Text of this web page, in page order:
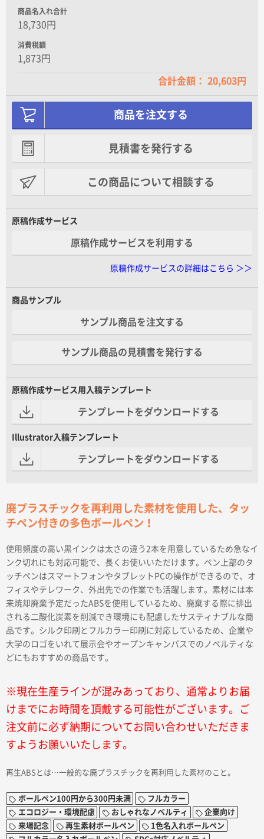
商品名入れ合計
18,730円
消費税額
1,873円
合計金額： 20,603円
商品を注文する
見積書を発行する
この商品について相談する
原稿作成サービス
原稿作成サービスを利用する
原稿作成サービスの詳細はこちら ＞＞
商品サンプル
サンプル商品を注文する
サンプル商品の見積書を発行する
原稿作成サービス用入稿テンプレート
テンプレートをダウンロードする
Illustrator入稿テンプレート
テンプレートをダウンロードする
廃プラスチックを再利用した素材を使用した、タッ
チペン付きの多色ボールペン！
使用頻度の高い黒インクは太さの違う2本を用意しているため急なイ
ンク切れにも対応可能で、長くお使いいただけます。ペン上部のタ
ッチペンはスマートフォンやタブレットPCの操作ができるので、オ
フィスやテレワーク、外出先での作業でも活躍します。素材には本
来焼却廃棄予定だったABSを使用しているため、廃棄する際に排出
される二酸化炭素を削減でき環境にも配慮したサスティナブルな商
品です。シルク印刷とフルカラー印刷に対応しているため、企業や
大学のロゴをいれて展示会やオープンキャンパスでのノベルティな
どにもおすすめの商品です。
※現在生産ラインが混みあっており、通常よりお届
けまでにお時間を頂戴する可能性がございます。ご
注文前に必ず納期についてお問い合わせいただきま
すようお願いいたします。
再生ABSとは…一般的な廃プラスチックを再利用した素材のこと。
ボールペン100円から300円未満
フルカラー
エコロジー・環境配慮
おしゃれなノベルティ
企業向け
来場記念
再生素材ボールペン
1色名入れボールペン